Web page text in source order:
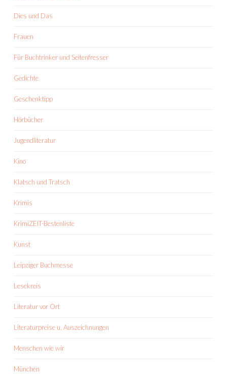
Dies und Das
Frauen
Für Buchtrinker und Seitenfresser
Gedichte
Geschenktipp
Hörbücher
Jugendliteratur
Kino
Klatsch und Tratsch
Krimis
KrimiZEIT-Bestenliste
Kunst
Leipziger Buchmesse
Lesekreis
Literatur vor Ort
Literaturpreise u. Auszeichnungen
Menschen wie wir
München